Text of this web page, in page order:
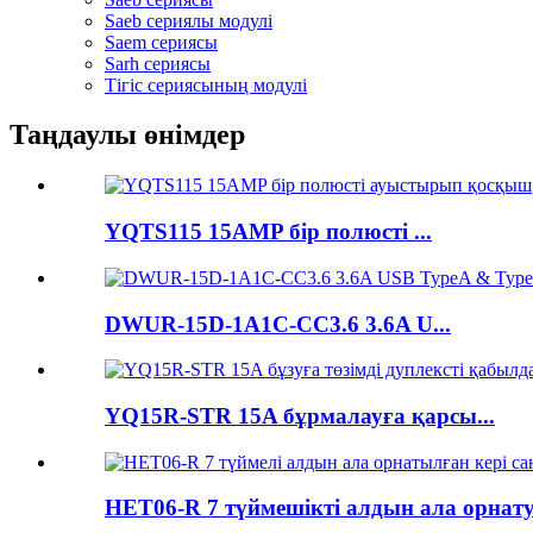
Saeb сериялы модулі
Saem сериясы
Sarh сериясы
Тігіс сериясының модулі
Таңдаулы өнімдер
YQTS115 15AMP бір полюсті ...
DWUR-15D-1A1C-CC3.6 3.6A U...
YQ15R-STR 15A бұрмалауға қарсы...
HET06-R 7 түймешікті алдын ала